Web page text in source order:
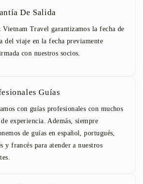
De Salida
Vietnam Travel garantizamos la fecha de
del viaje en la fecha previamente
con nuestros socios.
Guías
con guías profesionales con muchos
de experiencia. Además, siempre
de guías en español, portugués,
y francés para atender a nuestros